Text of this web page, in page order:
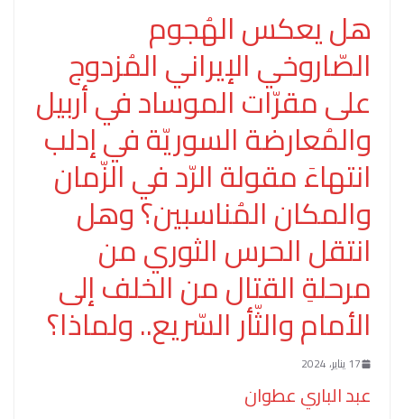
هل يعكس الهُجوم
الصّاروخي الإيراني المُزدوج
على مقرّات الموساد في أربيل
والمُعارضة السوريّة في إدلب
انتهاءَ مقولة الرّد في الزّمان
والمكان المُناسبين؟ وهل
انتقل الحرس الثوري من
مرحلةِ القتال من الخلف إلى
الأمام والثّأر السّريع.. ولماذا؟
17 يناير، 2024
عبد الباري عطوان